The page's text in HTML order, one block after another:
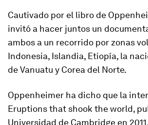
Cautivado por el libro de
invitó a hacer juntos un
ambos a un recorrido por zonas
Indonesia, Islandia, Etiopía, la
de Vanuatu y Corea del Norte.
Oppenheimer ha dicho que la
Eruptions that shook the world,
Universidad de Cambridge en